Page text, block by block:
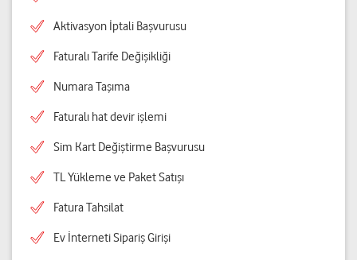
Aktivasyon İptali Başvurusu
Faturalı Tarife Değişikliği
Numara Taşıma
Faturalı hat devir işlemi
Sim Kart Değiştirme Başvurusu
TL Yükleme ve Paket Satışı
Fatura Tahsilat
Ev İnterneti Sipariş Girişi